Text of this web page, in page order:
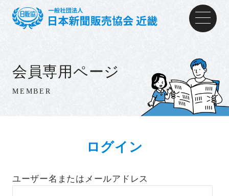
会員専用ページ
MEMBER
ログイン
ユーザー名またはメールアドレス